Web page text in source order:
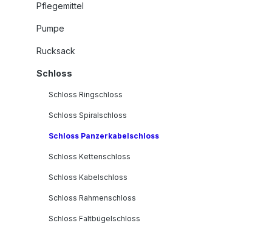
Pflegemittel
Pumpe
Rucksack
Schloss
Schloss Ringschloss
Schloss Spiralschloss
Schloss Panzerkabelschloss
Schloss Kettenschloss
Schloss Kabelschloss
Schloss Rahmenschloss
Schloss Faltbügelschloss